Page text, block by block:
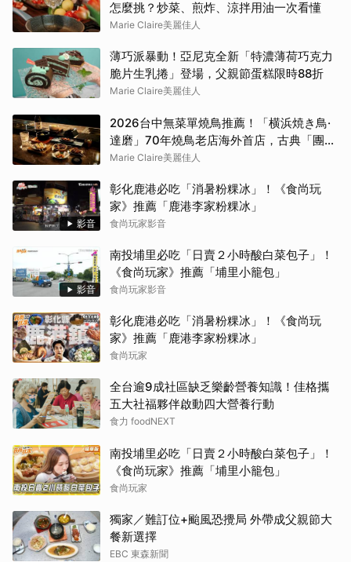
怎麼挑？炒菜、煎炸、涼拌用油一次看懂
Marie Claire美麗佳人
薄巧派暴動！亞尼克全新「特濃薄荷巧克力
脆片生乳捲」登場，父親節蛋糕限時88折
Marie Claire美麗佳人
2026台中無菜單燒鳥推薦！「横浜焼き鳥·
達磨」70年燒鳥老店海外首店，古典「團扇
控火」技法成就銷魂美味
Marie Claire美麗佳人
影音
彰化鹿港必吃「消暑粉粿冰」！《食尚玩
家》推薦「鹿港李家粉粿冰」
食尚玩家影音
影音
南投埔里必吃「日賣２小時酸白菜包子」！
《食尚玩家》推薦「埔里小籠包」
食尚玩家影音
彰化鹿港必吃「消暑粉粿冰」！《食尚玩
家》推薦「鹿港李家粉粿冰」
食尚玩家
全台逾9成社區缺乏樂齡營養知識！佳格攜
五大社福夥伴啟動四大營養行動
食力 foodNEXT
南投埔里必吃「日賣２小時酸白菜包子」！
《食尚玩家》推薦「埔里小籠包」
食尚玩家
獨家／難訂位+颱風恐攪局 外帶成父親節大
餐新選擇
EBC 東森新聞